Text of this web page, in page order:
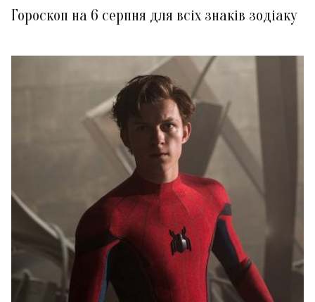
Гороскоп на 6 серпня для всіх знаків зодіаку